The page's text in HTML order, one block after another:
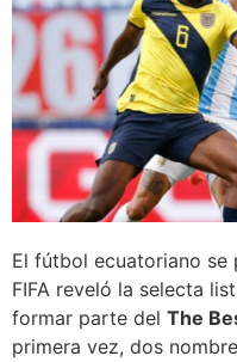
El fútbol ecuatoriano se
FIFA reveló la selecta
formar parte del The
primera vez, dos